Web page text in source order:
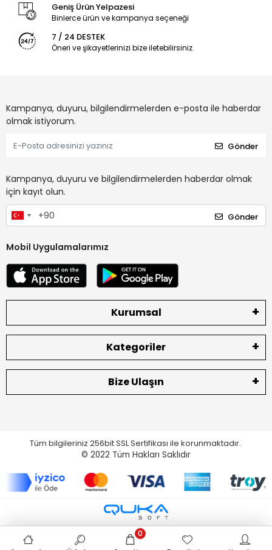
Geniş Ürün Yelpazesi
Binlerce ürün ve kampanya seçeneği
7 / 24 DESTEK
Öneri ve şikayetlerinizi bize iletebilirsiniz.
Kampanya, duyuru, bilgilendirmelerden e-posta ile haberdar
olmak istiyorum.
Gönder
Kampanya, duyuru ve bilgilendirmelerden haberdar olmak
için kayıt olun.
Gönder
Mobil Uygulamalarımız
Kurumsal
Kategoriler
Bize Ulaşın
Tüm bilgileriniz 256bit SSL Sertifikası ile korunmaktadır.
© 2022 Tüm Hakları Saklıdır
0